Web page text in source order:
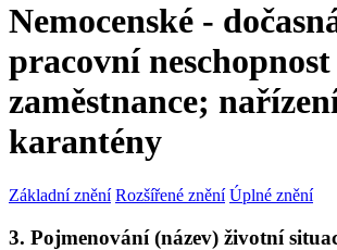
Nemocenské -
pracovní neschopnost
zaměstnance;
karantény
Základní znění Rozšířené znění Úplné znění
3. Pojmenování (název) životní